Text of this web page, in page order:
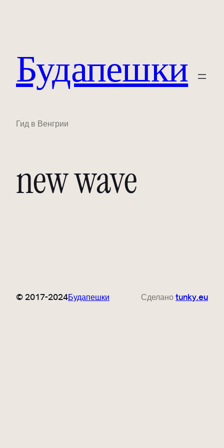
Будапешки
Гид в Венгрии
new wave
© 2017-2024Будапешки Сделаноtunky.eu